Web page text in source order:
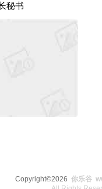
秘书
Copyright©2026 你乐谷